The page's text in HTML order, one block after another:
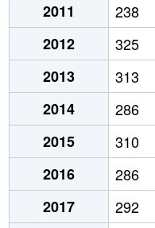
2011
238
2012
325
2013
313
2014
286
2015
310
2016
286
2017
292